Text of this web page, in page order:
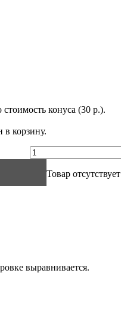
конуса (30 р.).
корзину.
Товар отсутствует
выравнивается.